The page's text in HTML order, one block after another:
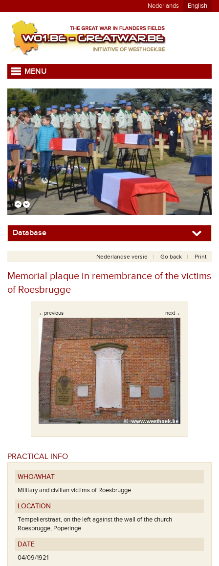
Nederlands English
MENU
Database
Nederlandse versie Go back Print
Memorial plaque in remembrance of the victims
of Roesbrugge
←previous next→
PRACTICAL INFO
WHO/WHAT
Military and civilian victims of Roesbrugge
LOCATION
Tempelierstraat, on the left against the wall of the church
Roesbrugge, Poperinge
DATE
04/09/1921